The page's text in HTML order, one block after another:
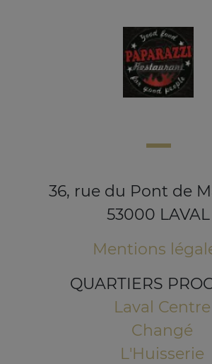
36, rue du Pont de
53000 LAVAL
Mentions
QUARTIERS
Laval Centre
Changé
L'Huisserie